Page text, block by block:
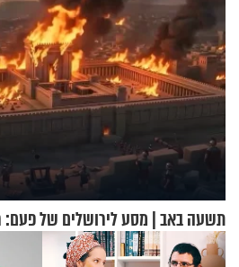
תשעה באב | מסע לירושלים של פעם: